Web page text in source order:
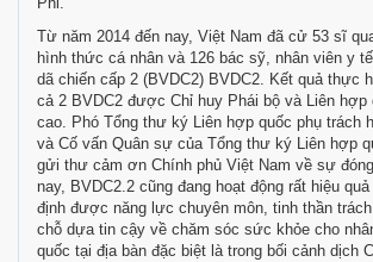
Từ năm 2014 đến nay, Việt Nam đã cử 53 sĩ
hình thức cá nhân và 126 bác sỹ, nhân viên y
dã chiến cấp 2 (BVDC2) BVDC2. Kết quả thực
cả 2 BVDC2 được Chỉ huy Phái bộ và Liên hợp
cao. Phó Tổng thư ký Liên hợp quốc phụ trách
và Cố vấn Quân sự của Tổng thư ký Liên hợp
gửi thư cảm ơn Chính phủ Việt Nam về sự
nay, BVDC2.2 cũng đang hoạt động rất hiệu
định được năng lực chuyên môn, tinh thần
chỗ dựa tin cậy về chăm sóc sức khỏe cho
quốc tại địa bàn đặc biệt là trong bối cảnh dịch